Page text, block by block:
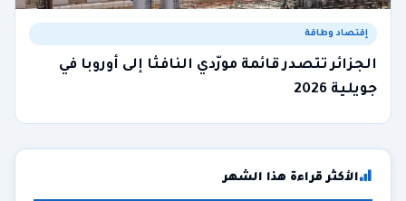
إقتصاد وطاقة
الجزائر تتصدر قائمة مورّدي النافثا إلى أوروبا في
جويلية 2026
الأكثر قراءة هذا الشهر